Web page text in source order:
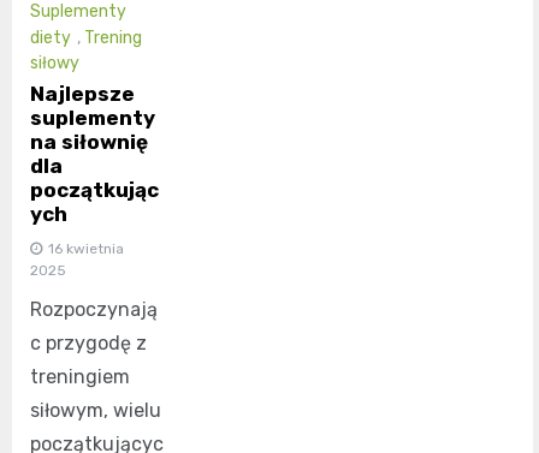
Suplementy
diety , Trening
siłowy
Najlepsze
suplementy
na siłownię
dla
początkując
ych
16 kwietnia
2025
Rozpoczynają
c przygodę z
treningiem
siłowym, wielu
początkującyc